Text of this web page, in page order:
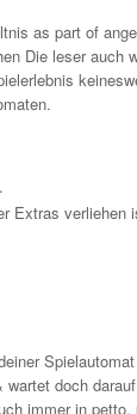
as part of
Die leser auch
Extras verliehen
doch
immer in petto,